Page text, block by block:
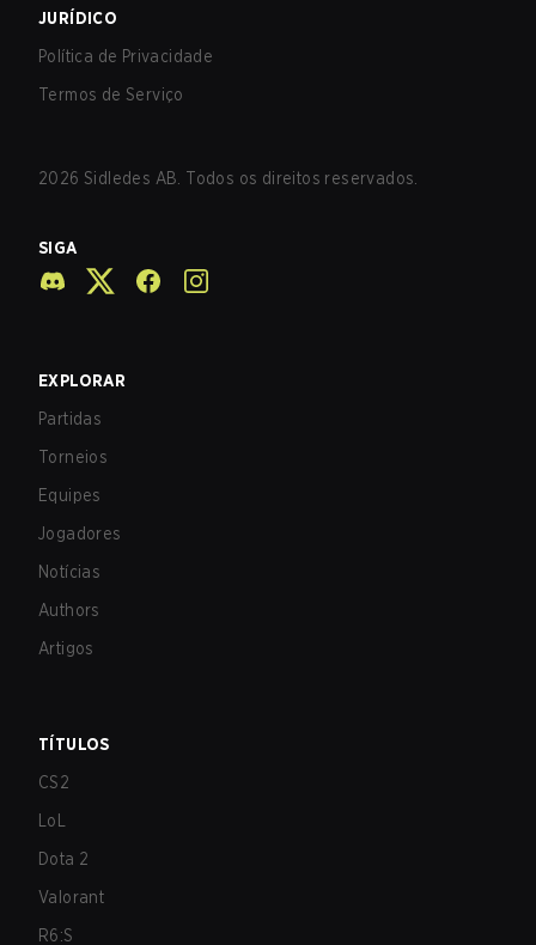
JURÍDICO
Política de Privacidade
Termos de Serviço
2026 Sidledes AB. Todos os direitos reservados.
SIGA
EXPLORAR
Partidas
Torneios
Equipes
Jogadores
Notícias
Authors
Artigos
TÍTULOS
CS2
LoL
Dota 2
Valorant
R6:S